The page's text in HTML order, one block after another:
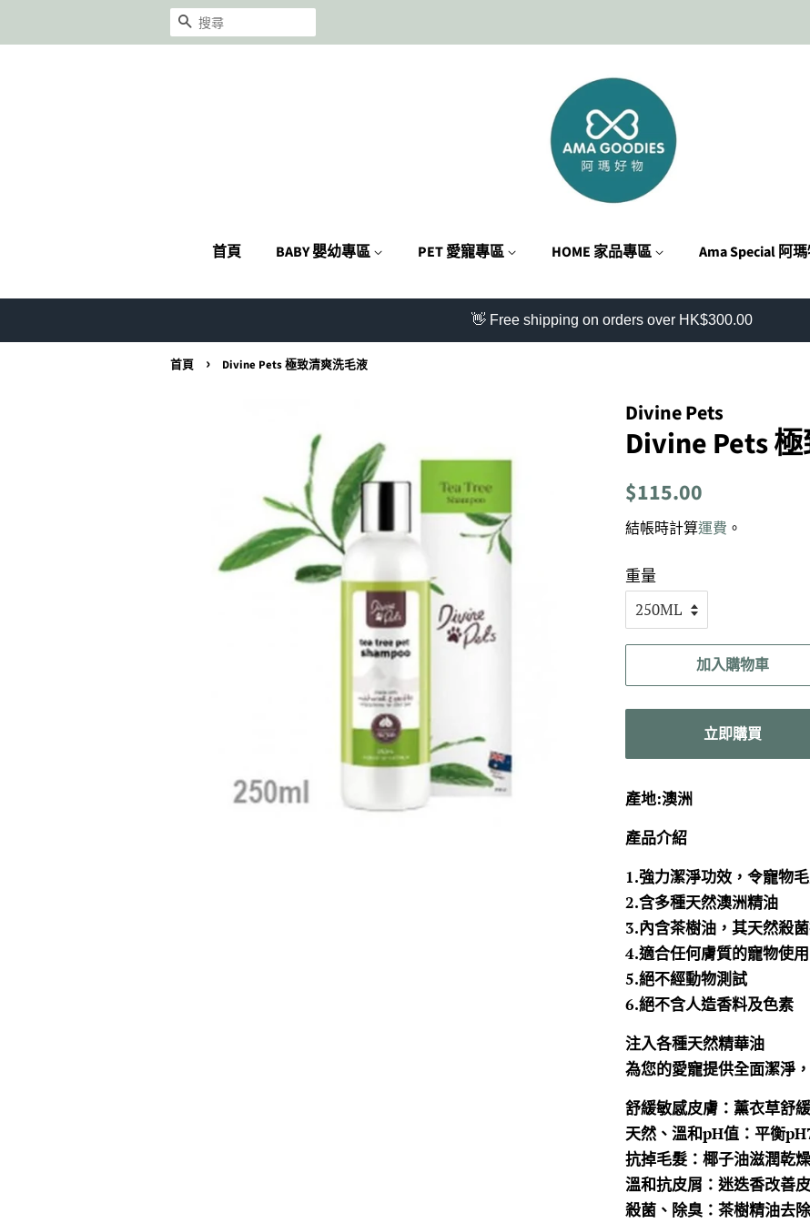
搜尋
首頁 BABY 嬰幼專區 PET 愛寵專區 HOME 家品專區 Ama Special 阿
👋 Free shipping on orders over HK$300.00
首頁 › Divine Pets 極致清爽洗毛液
Divine Pets
Divine Pets
定
$115.00
結帳時計算運費 。
重量
加入購物車
立即購買
產地:澳洲
產品介紹
1.強力潔淨功效，令寵物
2.含多種天然澳洲精油
3.內含茶樹油，其天然殺
4.適合任何膚質的寵物使用
5.絕不經動物測試
6.絕不含人造香料及色素
注入各種天然精華油
為您的愛寵提供全面潔淨
舒緩敏感皮膚：薰衣草舒
天然、溫和pH值：平衡
抗掉毛髮：椰子油滋潤乾
溫和抗皮屑：迷迭香改善
殺菌、除臭：茶樹精油去